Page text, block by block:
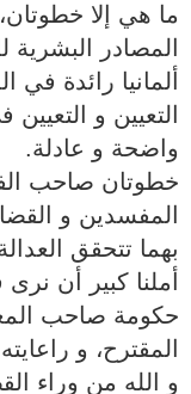
ما هي إلا
المصادر البشرية
ألمانيا رائدة
التعيين و
واضحة و عادلة.
خطوتان صاحب
المفسدين و
بهما تتحقق
أملنا كبير أن
حكومة صاحب
المقترح، و
و الله من وراء